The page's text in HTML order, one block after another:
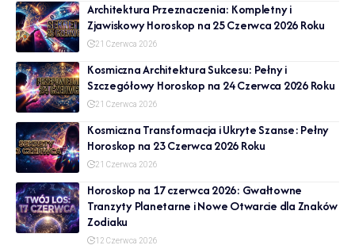
Architektura Przeznaczenia: Kompletny i
Zjawiskowy Horoskop na 25 Czerwca 2026 Roku
21 Czerwca 2026
Kosmiczna Architektura Sukcesu: Pełny i
Szczegółowy Horoskop na 24 Czerwca 2026 Roku
21 Czerwca 2026
Kosmiczna Transformacja i Ukryte Szanse: Pełny
Horoskop na 23 Czerwca 2026 Roku
21 Czerwca 2026
Horoskop na 17 czerwca 2026: Gwałtowne
Tranzyty Planetarne i Nowe Otwarcie dla Znaków
Zodiaku
12 Czerwca 2026